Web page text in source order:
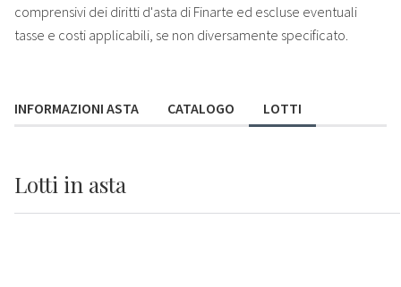
comprensivi dei diritti d'asta di Finarte ed escluse eventuali
tasse e costi applicabili, se non diversamente specificato.
INFORMAZIONI ASTA CATALOGO LOTTI
Lotti in asta